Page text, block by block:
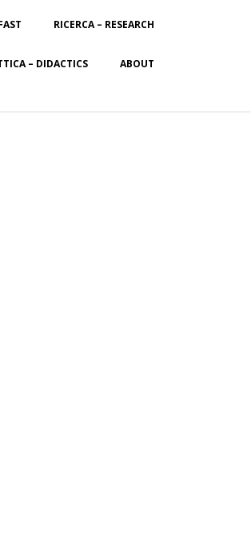
RICERCA – RESEARCH
– DIDACTICS ABOUT